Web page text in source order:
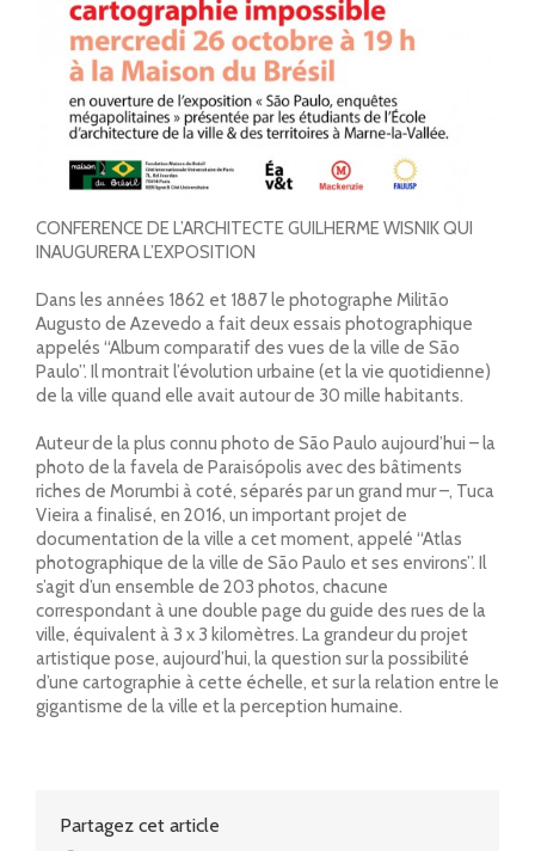
CONFERENCE DE L’ARCHITECTE GUILHERME WISNIK QUI
INAUGURERA L’EXPOSITION
Dans les années 1862 et 1887 le photographe Militão
Augusto de Azevedo a fait deux essais photographique
appelés “Album comparatif des vues de la ville de São
Paulo”. Il montrait l’évolution urbaine (et la vie quotidienne)
de la ville quand elle avait autour de 30 mille habitants.
Auteur de la plus connu photo de São Paulo aujourd’hui – la
photo de la favela de Paraisópolis avec des bâtiments
riches de Morumbi à coté, séparés par un grand mur –, Tuca
Vieira a finalisé, en 2016, un important projet de
documentation de la ville a cet moment, appelé “Atlas
photographique de la ville de São Paulo et ses environs”. Il
s’agit d’un ensemble de 203 photos, chacune
correspondant à une double page du guide des rues de la
ville, équivalent à 3 x 3 kilomètres. La grandeur du projet
artistique pose, aujourd’hui, la question sur la possibilité
d’une cartographie à cette échelle, et sur la relation entre le
gigantisme de la ville et la perception humaine.
Partagez cet article